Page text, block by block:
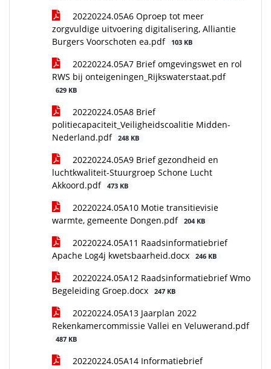
20220224.05A6 Oproep tot meer
zorgvuldige uitvoering digitalisering, Alliantie
Burgers Voorschoten ea.pdf
103 KB
20220224.05A7 Brief omgevingswet en rol
RWS bij onteigeningen_Rijkswaterstaat.pdf
629 KB
20220224.05A8 Brief
politiecapaciteit_Veiligheidscoalitie Midden-
Nederland.pdf
248 KB
20220224.05A9 Brief gezondheid en
luchtkwaliteit-Stuurgroep Schone Lucht
Akkoord.pdf
473 KB
20220224.05A10 Motie transitievisie
warmte, gemeente Dongen.pdf
204 KB
20220224.05A11 Raadsinformatiebrief
Apache Log4j kwetsbaarheid.docx
246 KB
20220224.05A12 Raadsinformatiebrief Wmo
Begeleiding Groep.docx
247 KB
20220224.05A13 Jaarplan 2022
Rekenkamercommissie Vallei en Veluwerand.pdf
487 KB
20220224.05A14 Informatiebrief